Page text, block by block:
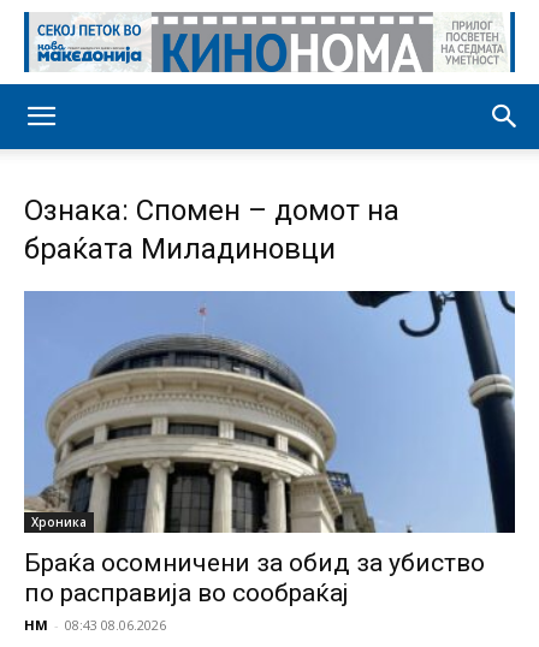
Ознака: Спомен – домот на
браќата Миладиновци
Хроника
Браќа осомничени за обид за убиство
по расправија во сообраќај
НМ - 08:43 08.06.2026